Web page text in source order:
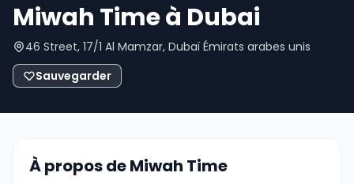
Miwah Time à Dubai
46 Street, 17/1 Al Mamzar, Dubaï Émirats arabes unis
Sauvegarder
À propos de Miwah Time